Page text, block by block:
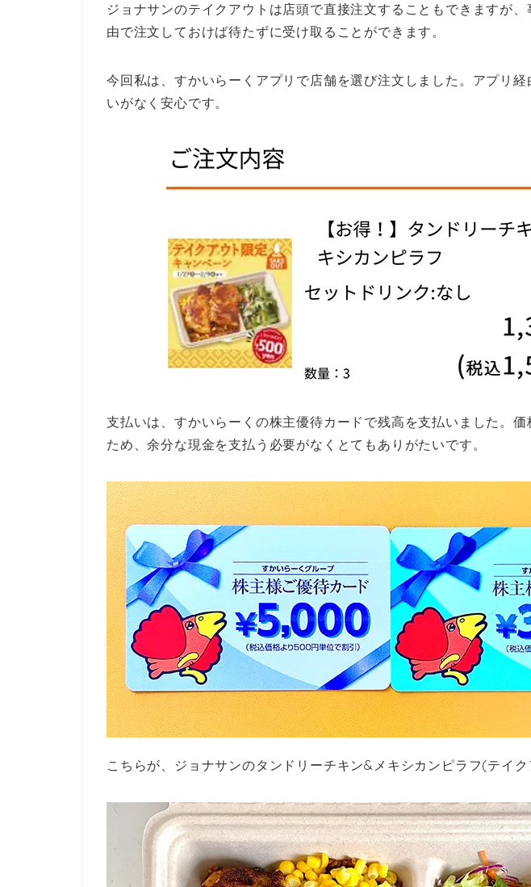
ジョナサンのテイクアウトは店頭で直接注文することもできますが
由で注文しておけば待たずに受け取ることができます。
今回私は、すかいらーくアプリで店舗を選び注文しました。アプリ
いがなく安心です。
支払いは、すかいらーくの株主優待カードで残高を支払いました。
ため、余分な現金を支払う必要がなくとてもありがたいです。
こちらが、ジョナサンのタンドリーチキン&メキシカンピラフ(テイク